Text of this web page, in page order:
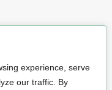
experience, serve
our traffic. By